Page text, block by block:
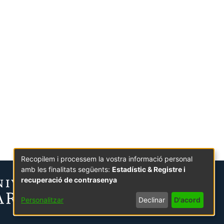
Recopilem i processem la vostra informació personal
amb les finalitats següents: Estadístic & Registre i
recuperació de contrasenya
Personalitzar Declinar D'acord